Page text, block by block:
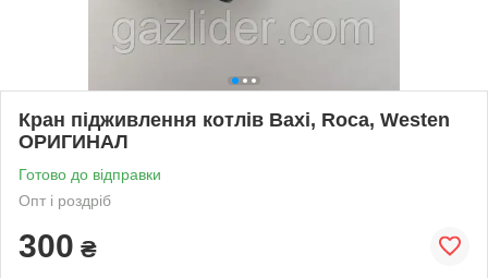
Кран підживлення котлів Baxi, Roca, Westen
ОРИГИНАЛ
Готово до відправки
Опт і роздріб
300 ₴